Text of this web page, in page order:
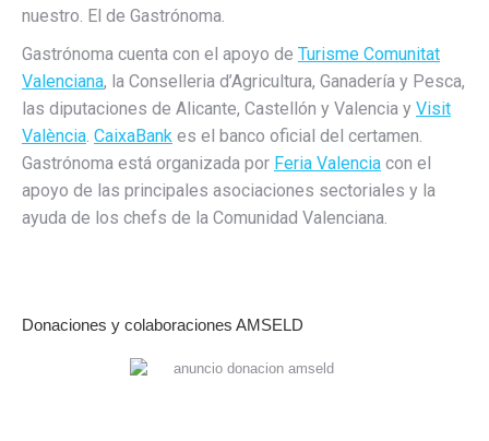
nuestro. El de Gastrónoma.
Gastrónoma cuenta con el apoyo de Turisme Comunitat
Valenciana, la Conselleria d’Agricultura, Ganadería y Pesca,
las diputaciones de Alicante, Castellón y Valencia y Visit
València. CaixaBank es el banco oficial del certamen.
Gastrónoma está organizada por Feria Valencia con el
apoyo de las principales asociaciones sectoriales y la
ayuda de los chefs de la Comunidad Valenciana.
Donaciones y colaboraciones AMSELD